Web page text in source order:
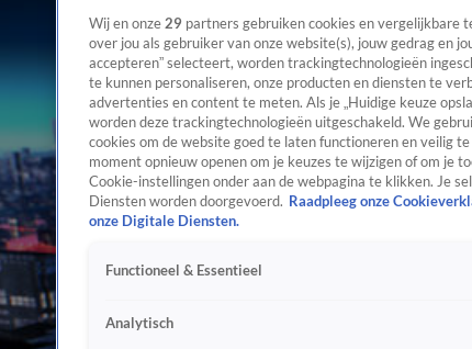
Wij en onze 29 partners gebruiken cookies en vergelijkbare
over jou als gebruiker van onze website(s), jouw gedrag en
accepteren” selecteert, worden trackingtechnologieën
te kunnen personaliseren, onze producten en diensten te
advertenties en content te meten. Als je „Huidige keuze
worden deze trackingtechnologieën uitgeschakeld. We
cookies om de website goed te laten functioneren en veilig
moment opnieuw openen om je keuzes te wijzigen of om je
Cookie-instellingen onder aan de webpagina te klikken. Je
Diensten worden doorgevoerd. Raadpleeg onze
onze Digitale Diensten.
Functioneel & Essentieel
Analytisch